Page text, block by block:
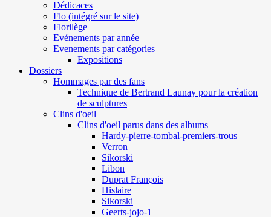
Dédicaces
Flo (intégré sur le site)
Florilège
Evénements par année
Evenements par catégories
Expositions
Dossiers
Hommages par des fans
Technique de Bertrand Launay pour la création
de sculptures
Clins d'oeil
Clins d'oeil parus dans des albums
Hardy-pierre-tombal-premiers-trous
Verron
Sikorski
Libon
Duprat François
Hislaire
Sikorski
Geerts-jojo-1